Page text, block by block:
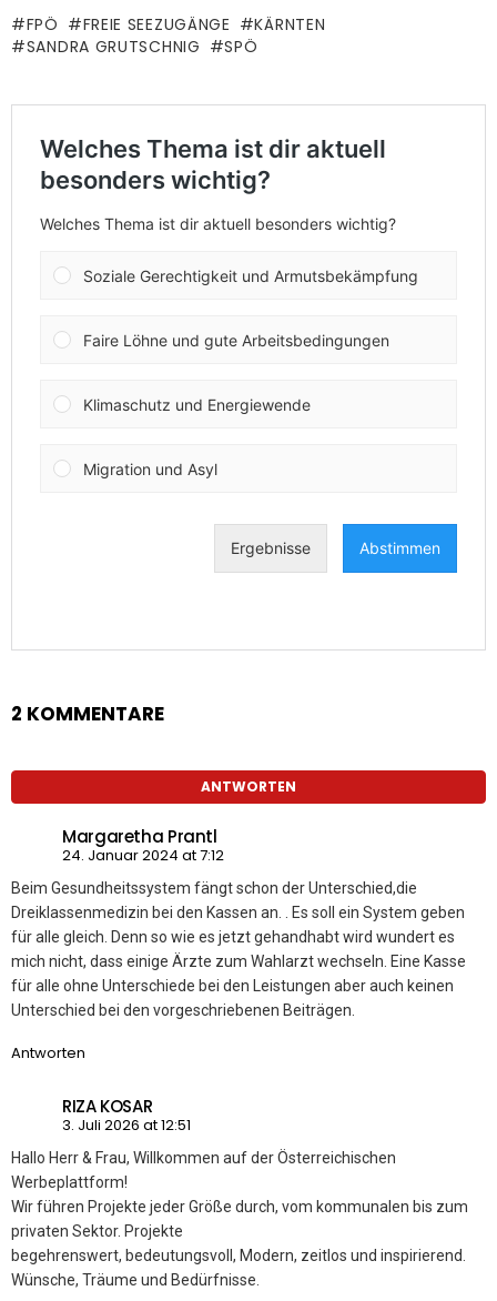
FPÖ FREIE SEEZUGÄNGE
KÄRNTEN
SANDRA GRUTSCHNIG
SPÖ
2 KOMMENTARE
ANTWORTEN
Margaretha Prantl
24. Januar 2024 at 7:12
Beim Gesundheitssystem fängt schon der Unterschied,die
Dreiklassenmedizin bei den Kassen an. . Es soll ein System geben
für alle gleich. Denn so wie es jetzt gehandhabt wird wundert es
mich nicht, dass einige Ärzte zum Wahlarzt wechseln. Eine Kasse
für alle ohne Unterschiede bei den Leistungen aber auch keinen
Unterschied bei den vorgeschriebenen Beiträgen.
Antworten
RIZA KOSAR
3. Juli 2026 at 12:51
Hallo Herr & Frau, Willkommen auf der Österreichischen
Werbeplattform!
Wir führen Projekte jeder Größe durch, vom kommunalen bis zum
privaten Sektor. Projekte
begehrenswert, bedeutungsvoll, Modern, zeitlos und inspirierend.
Wünsche, Träume und Bedürfnisse.